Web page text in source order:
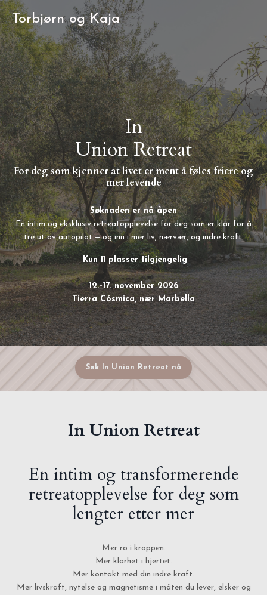
Torbjørn og Kaja
In
Union Retreat
For deg som kjenner at livet er ment å føles friere og
mer levende
Søknaden er nå åpen
En intim og eksklusiv retreatopplevelse for deg som er klar for å
tre ut av autopilot — og inn i mer liv, nærvær, og indre kraft.
Kun 11 plasser tilgjengelig
12.–17. november 2026
Tierra Cósmica, nær Marbella
Søk In Union Retreat nå
In Union Retreat
En intim og transformerende
retreatopplevelse for deg som
lengter etter mer
Mer ro i kroppen.
Mer klarhet i hjertet.
Mer kontakt med din indre kraft.
Mer livskraft, nytelse og magnetisme i måten du lever, elsker og